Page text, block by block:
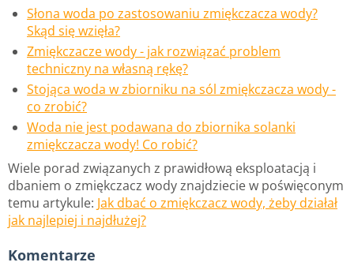
Słona woda po zastosowaniu zmiękczacza wody?
Skąd się wzięła?
Zmiękczacze wody - jak rozwiązać problem
techniczny na własną rękę?
Stojąca woda w zbiorniku na sól zmiękczacza wody -
co zrobić?
Woda nie jest podawana do zbiornika solanki
zmiękczacza wody! Co robić?
Wiele porad związanych z prawidłową eksploatacją i
dbaniem o zmiękczacz wody znajdziecie w poświęconym
temu artykule: Jak dbać o zmiękczacz wody, żeby działał
jak najlepiej i najdłużej?
Komentarze